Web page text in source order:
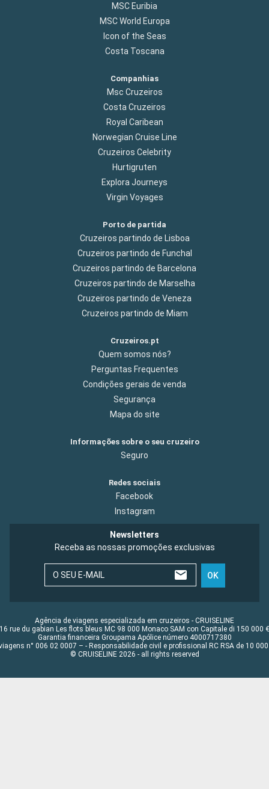
MSC Euribia
MSC World Europa
Icon of the Seas
Costa Toscana
Companhias
Msc Cruzeiros
Costa Cruzeiros
Royal Caribean
Norwegian Cruise Line
Cruzeiros Celebrity
Hurtigruten
Explora Journeys
Virgin Voyages
Porto de partida
Cruzeiros partindo de Lisboa
Cruzeiros partindo de Funchal
Cruzeiros partindo de Barcelona
Cruzeiros partindo de Marselha
Cruzeiros partindo de Veneza
Cruzeiros partindo de Miam
Cruzeiros.pt
Quem somos nós?
Perguntas Frequentes
Condições gerais de venda
Segurança
Mapa do site
Informações sobre o seu cruzeiro
Seguro
Redes sociais
Facebook
Instagram
Newsletters
Receba as nossas promoções exclusivas
O SEU E-MAIL OK
Agência de viagens especializada em cruzeiros - CRUISELINE
16 rue du gabian Les flots bleus MC 98 000 Monaco SAM con Capitale di 150 000 €
Garantia financeira Groupama Apólice número 4000717380
n° 006 02 0007 – - Responsabilidade civil e profissional RC RSA de 10 000
© CRUISELINE 2026 - all rights reserved